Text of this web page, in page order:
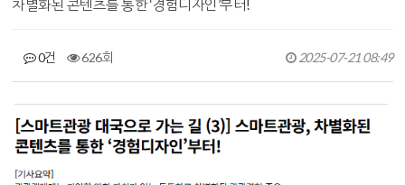
차별화된 콘텐츠를 통한 ‘경험디자인’부터!
0건 626회 2025-07-21 08:49